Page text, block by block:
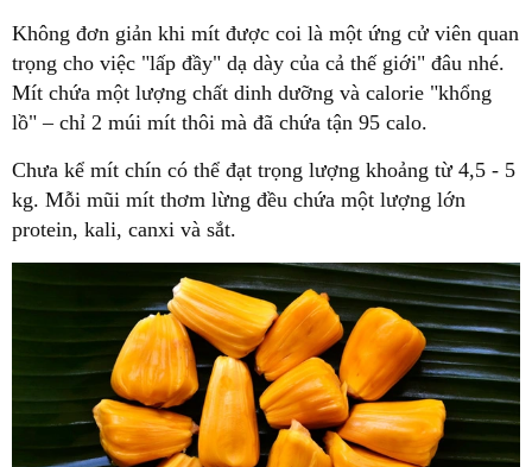
Không đơn giản khi mít được coi là một ứng cử viên quan
trọng cho việc "lấp đầy" dạ dày của cả thế giới" đâu nhé.
Mít chứa một lượng chất dinh dưỡng và calorie "khổng
lồ" – chỉ 2 múi mít thôi mà đã chứa tận 95 calo.
Chưa kể mít chín có thể đạt trọng lượng khoảng từ 4,5 - 5
kg. Mỗi mũi mít thơm lừng đều chứa một lượng lớn
protein, kali, canxi và sắt.